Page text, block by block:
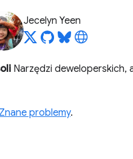
Jecelyn Yeen
Narzędzi deweloperskich,
Znane problemy.